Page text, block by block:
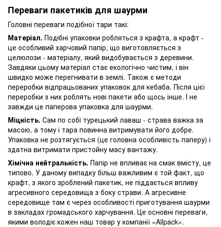
Переваги пакетиків для шаурми
Головні переваги подібної тари такі:
Матеріал. Подібні упаковки робляться з крафта, а крафт -
це особливий харчовий папір, що виготовляється з
целюлози - матеріалу, який видобувається з деревини.
Завдяки цьому матеріал стає екологічно чистим, і він
швидко може перегнивати в землі. Також є методи
переробки відпрацьованих упаковок для кебаба. Після цієї
переробки з них роблять нові пакети або щось інше. І не
завжди це паперова упаковка для шаурми.
Міцність. Сам по собі турецький лаваш - страва важка за
масою, а тому і тара повинна витримувати його добре.
Упаковка не розтягується (це головна особливість паперу) і
здатна витримати пристойну масу вантажу.
Хімічна нейтральність. Папір не впливає на смак вмісту, це
типово. У даному випадку більш важливим є той факт, що
крафт, з якого зроблений пакетик, не піддається впливу
агресивного середовища з боку страви. А агресивне
середовище там є через особливості приготування шаурми
в закладах громадського харчування. Це основні переваги,
якими володіє кожен наш товар у компанії «Allpack».